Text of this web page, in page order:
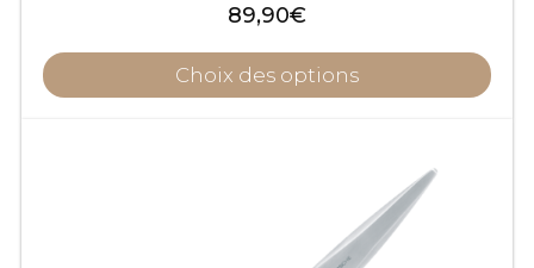
89,90€
Choix des options